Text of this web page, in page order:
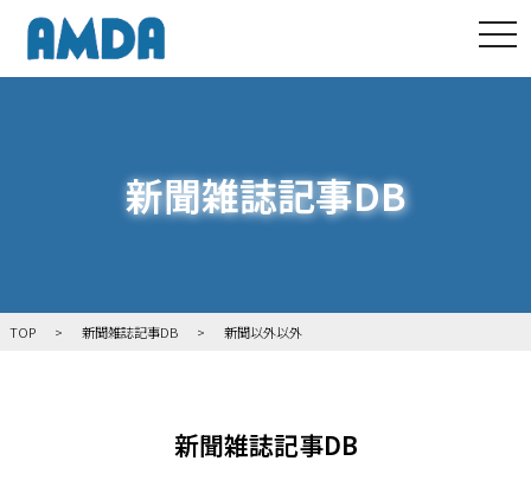
新聞雑誌記事DB
TOP 新聞雑誌記事DB 新聞以外以外
新聞雑誌記事DB